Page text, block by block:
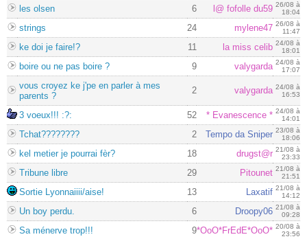
les olsen 6 l@ fofolle du59 26/08 à
18:04
strings 24 mylene47 26/08 à
11:47
ke doi je faire!? 11 la miss celib 24/08 à
18:01
boire ou ne pas boire ? 9 valygarda 24/08 à
17:07
vous croyez ke j'pe en parler à mes
parents ?
2 valygarda 24/08 à
16:53
3 voeux!!! :?: 52 * Evanescence * 24/08 à
14:01
Tchat???????? 2 Tempo da Sniper 23/08 à
18:06
kel metier je pourrai fèr? 18 drugst@r 21/08 à
23:33
Tribune libre 29 Pitounet 21/08 à
21:51
Sortie Lyonnaiiii/aise! 13 Laxatif 21/08 à
14:12
Un boy perdu. 6 Droopy06 21/08 à
09:28
Sa ménerve trop!!! 9*OoO*FrEdE*OoO* 20/08 à
23:56